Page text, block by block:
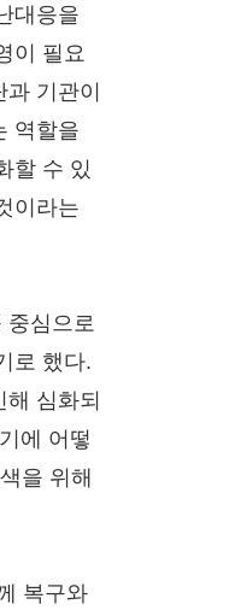
대응을
이 필요
기관이
역할을
할 수 있
이라는
심으로
로 했다.
심화되
에 어떻
을 위해
복구와